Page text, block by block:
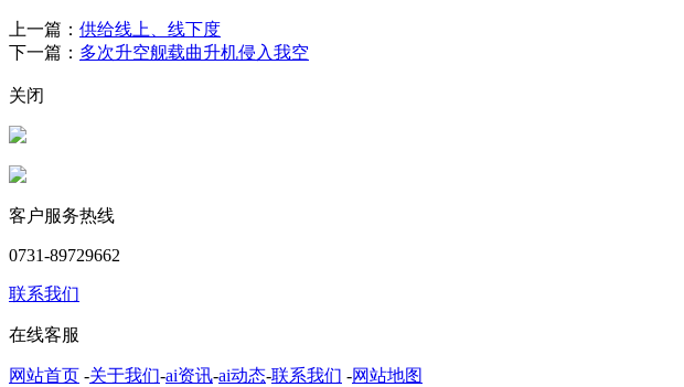
上一篇： 供给线上、线下度
下一篇： 多次升空舰载曲升机侵入我空
关闭
客户服务热线
0731-89729662
联系我们
在线客服
网站首页 -关于我们-ai资讯-ai动态-联系我们 -网站地图